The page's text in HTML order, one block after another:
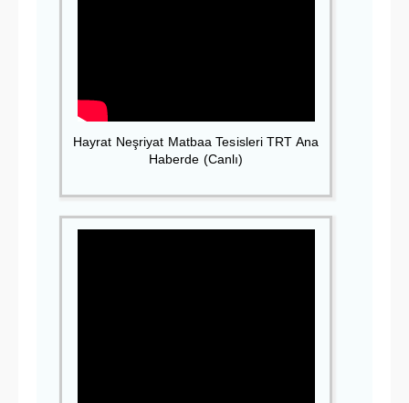
Hayrat Neşriyat Matbaa Tesisleri TRT Ana
Haberde (Canlı)